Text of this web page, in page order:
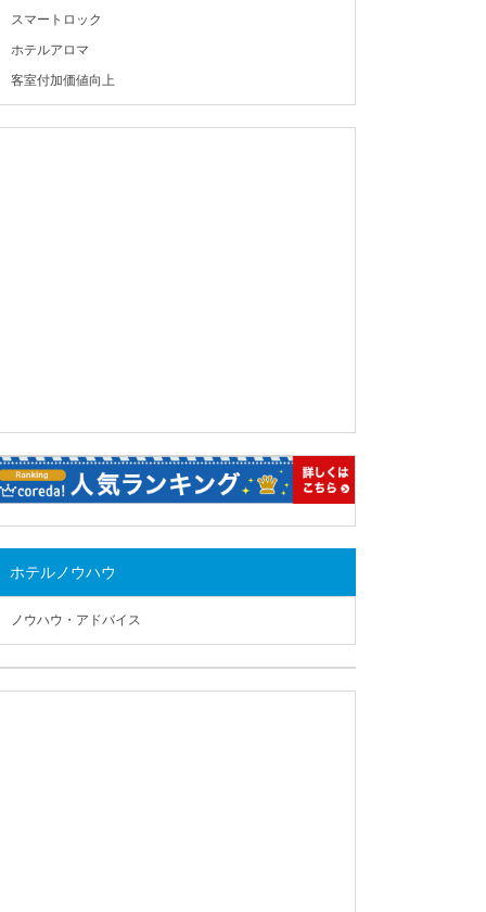
スマートロック
ホテルアロマ
客室付加価値向上
ホテルノウハウ
ノウハウ・アドバイス